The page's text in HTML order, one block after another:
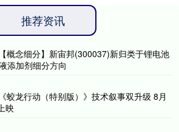
推荐资讯
概念细分】新宙邦(300037)新归类于锂电池
添加剂细分方向
蛟龙行动（特别版）》技术叙事双升级 8月
映